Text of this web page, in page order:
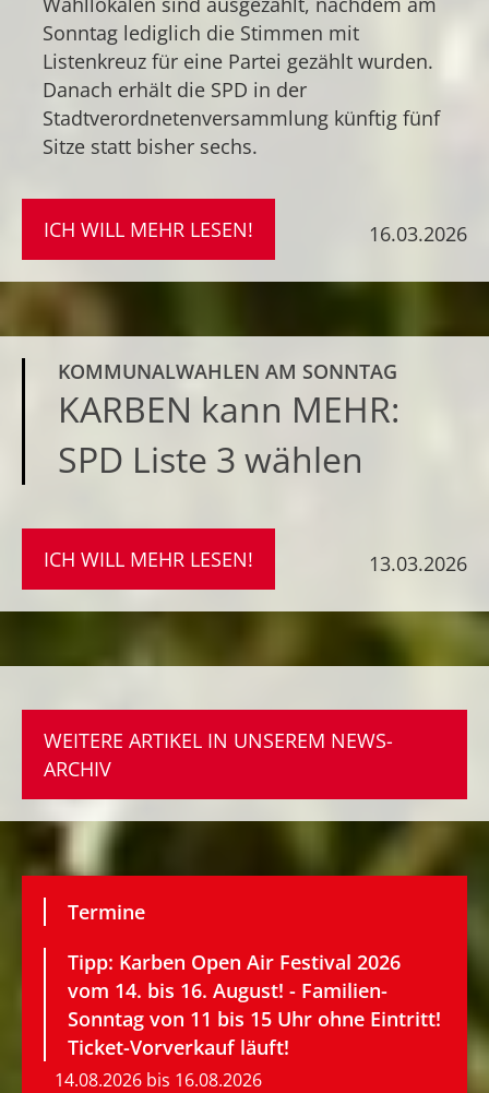
Sonntag lediglich die Stimmen mit
Listenkreuz für eine Partei gezählt wurden.
Danach erhält die SPD in der
Stadtverordnetenversammlung künftig fünf
Sitze statt bisher sechs.
16.03.2026
ICH WILL MEHR LESEN!
KOMMUNALWAHLEN AM SONNTAG
KARBEN kann MEHR:
SPD Liste 3 wählen
13.03.2026
ICH WILL MEHR LESEN!
WEITERE ARTIKEL IN UNSEREM NEWS-
ARCHIV
Termine
Tipp: Karben Open Air Festival 2026
vom 14. bis 16. August! - Familien-
Sonntag von 11 bis 15 Uhr ohne Eintritt!
Ticket-Vorverkauf läuft!
14.08.2026 bis 16.08.2026